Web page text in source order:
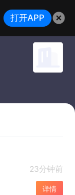
23分钟前
详情
打开APP